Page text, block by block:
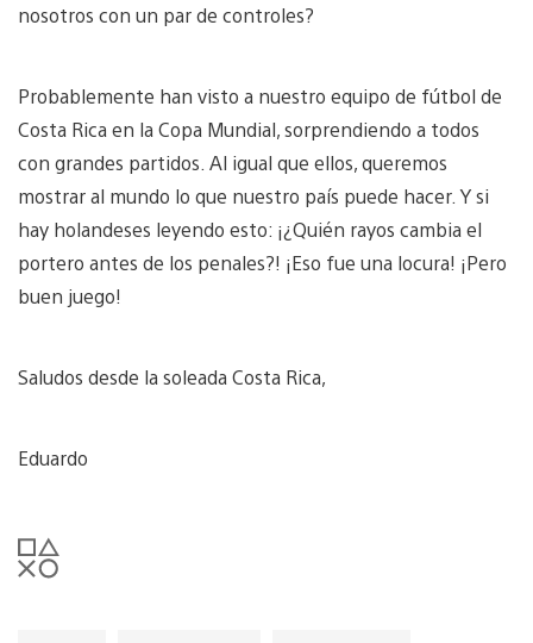
nosotros con un par de controles?
Probablemente han visto a nuestro equipo de fútbol de
Costa Rica en la Copa Mundial, sorprendiendo a todos
con grandes partidos. Al igual que ellos, queremos
mostrar al mundo lo que nuestro país puede hacer. Y si
hay holandeses leyendo esto: ¡¿Quién rayos cambia el
portero antes de los penales?! ¡Eso fue una locura! ¡Pero
buen juego!
Saludos desde la soleada Costa Rica,
Eduardo